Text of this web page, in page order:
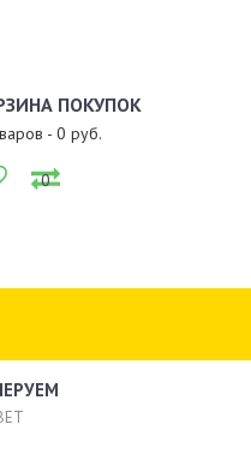
ПОКУПОК
- 0 руб.
0